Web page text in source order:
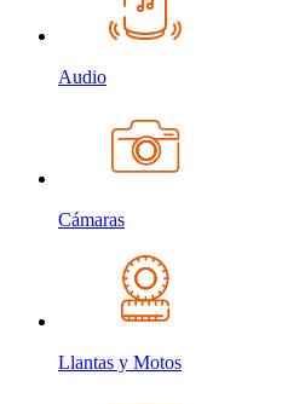
Audio
Cámaras
Llantas y Motos